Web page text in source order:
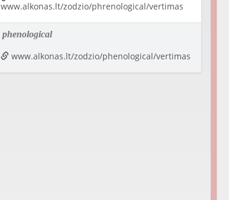
www.alkonas.lt/zodzio/phrenological/vertimas
phenological
www.alkonas.lt/zodzio/phenological/vertimas